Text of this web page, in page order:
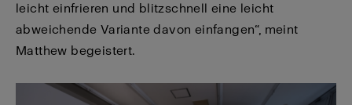
leicht einfrieren und blitzschnell eine leicht
abweichende Variante davon einfangen“, meint
Matthew begeistert.